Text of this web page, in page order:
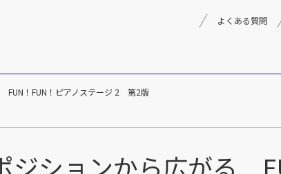
音楽教育
よくある質問
FUN！FUN！ピアノステージ 2 第2版
ジションから広がる